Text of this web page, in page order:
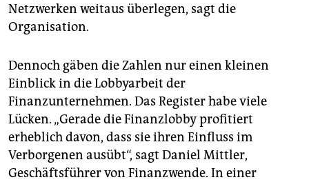
Netzwerken weitaus überlegen, sagt die
Organisation.
Dennoch gäben die Zahlen nur einen kleinen
Einblick in die Lobbyarbeit der
Finanzunternehmen. Das Register habe viele
Lücken. „Gerade die Finanzlobby profitiert
erheblich davon, dass sie ihren Einfluss im
Verborgenen ausübt“, sagt Daniel Mittler,
Geschäftsführer von Finanzwende. In einer